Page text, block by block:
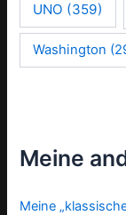
UNO (359)
Washington
Meine
Meine